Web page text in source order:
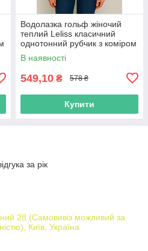
Водолазка гольф жіночий
теплий Leliss класичний
однотонний рубчик з коміром
стійка блакитний
В наявності
549,10 ₴ 578 ₴
Купити
за рік
28 (Самовивіз можливий за
Київ, Україна